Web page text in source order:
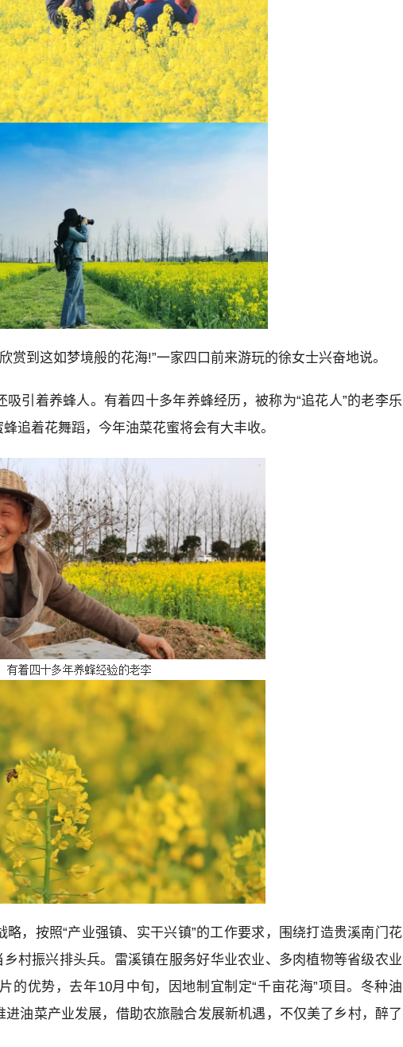
赏到这如梦境般的花海!”一家四口前来游玩的徐女士兴奋地说。
引着养蜂人。有着四十多年养蜂经历，被称为“追花人”的老李乐
追着花舞蹈，今年油菜花蜜将会有大丰收。
，按照“产业强镇、实干兴镇”的工作要求，围绕打造贵溪南门花
村振兴排头兵。雷溪镇在服务好华业农业、多肉植物等省级农业
的优势，去年10月中旬，因地制宜制定“千亩花海”项目。冬种油
油菜产业发展，借助农旅融合发展新机遇，不仅美了乡村，醉了